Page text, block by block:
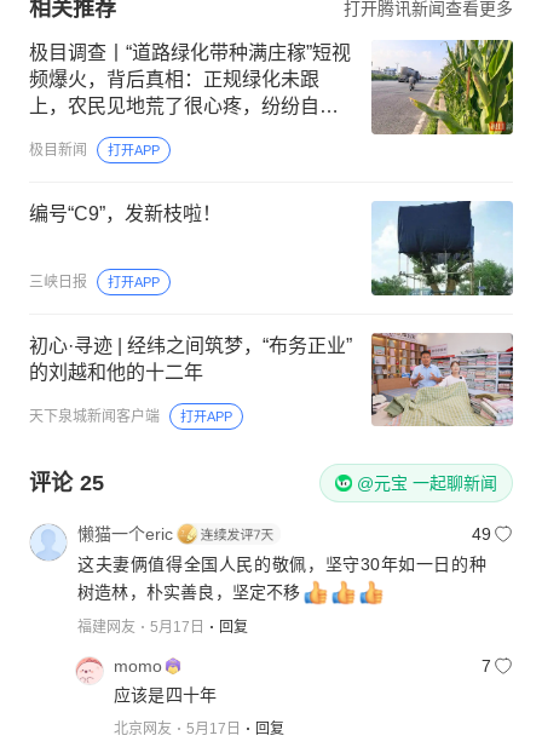
相关推荐 打开腾讯新闻查看更多
极目调查丨“道路绿化带种满庄稼”短视
频爆火，背后真相：正规绿化未跟
上，农民见地荒了很心疼，纷纷自发
种植；安阳当地干部称网上宣传是误
导
极目新闻 打开APP
编号“C9”，发新枝啦！
三峡日报 打开APP
初心·寻迹 | 经纬之间筑梦，“布务正业”
的刘越和他的十二年
天下泉城新闻客户端 打开APP
评论 25 @元宝 一起聊新闻
懒猫一个eric
49
这夫妻俩值得全国人民的敬佩，坚守30年如一日的种
树造林，朴实善良，坚定不移
福建网友 5月17日 回复
momo
7
应该是四十年
北京网友 5月17日 回复